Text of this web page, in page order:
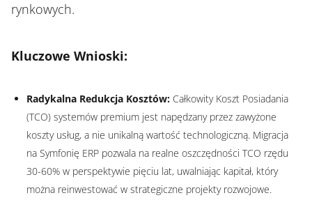
rynkowych.
Kluczowe Wnioski:
Radykalna Redukcja Kosztów: Całkowity Koszt Posiadania
(TCO) systemów premium jest napędzany przez zawyżone
koszty usług, a nie unikalną wartość technologiczną. Migracja
na Symfonię ERP pozwala na realne oszczędności TCO rzędu
30-60% w perspektywie pięciu lat, uwalniając kapitał, który
można reinwestować w strategiczne projekty rozwojowe.